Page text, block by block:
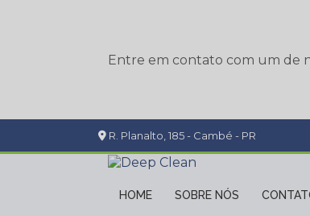
Entre em contato com um de
R. Planalto, 185 - Cambé - PR
HOME SOBRE NÓS